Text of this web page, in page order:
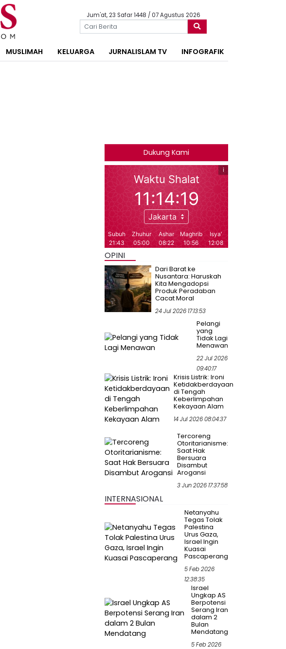
Jum'at, 23 Safar 1448 / 07 Agustus 2026
MUSLIMAH KELUARGA JURNALISLAM TV INFOGRAFIK
Dukung Kami
OPINI
Dari Barat ke
Nusantara: Haruskah
Kita Mengadopsi
Produk Peradaban
Cacat Moral
24 Jul 2026 17:13:53
Pelangi
yang
Tidak Lagi
Menawan
22 Jul 2026
09:40:17
Krisis Listrik: Ironi
Ketidakberdayaan
di Tengah
Keberlimpahan
Kekayaan Alam
14 Jul 2026 08:04:37
Tercoreng
Otoritarianisme:
Saat Hak
Bersuara
Disambut
Arogansi
3 Jun 2026 17:37:58
INTERNASIONAL
Netanyahu
Tegas Tolak
Palestina
Urus Gaza,
Israel Ingin
Kuasai
Pascaperang
5 Feb 2026
12:38:35
Israel
Ungkap AS
Berpotensi
Serang Iran
dalam 2
Bulan
Mendatang
5 Feb 2026